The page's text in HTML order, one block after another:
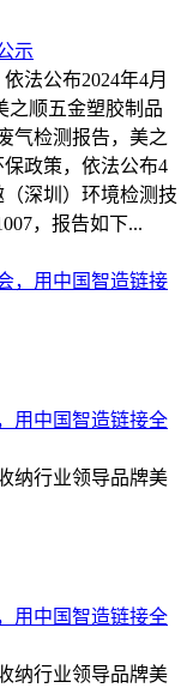
示
法公布2024年4月
之顺五金塑胶制品
气检测报告，美之
政策，依法公布4
深圳）环境检测技
，报告如下...
用中国智造链接全
纳行业领导品牌美
用中国智造链接全
纳行业领导品牌美